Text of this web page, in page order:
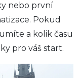
nebo první
Pokud
a kolik času
pro váš start.